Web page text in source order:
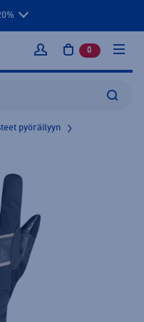
Kirjaudu sisään
0 tuotetta
pyöräilyyn